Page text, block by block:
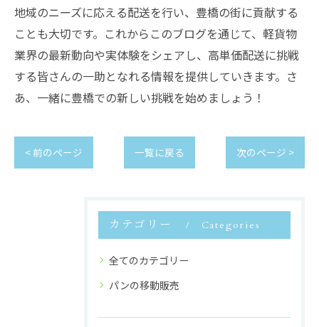
地域のニーズに応える配送を行い、豊橋の街に貢献する
ことも大切です。これからこのブログを通じて、軽貨物
業界の最新動向や実体験をシェアし、高単価配送に挑戦
する皆さんの一助となれる情報を提供していきます。さ
あ、一緒に豊橋での新しい挑戦を始めましょう！
< 前のページ 一覧に戻る 次のページ >
カテゴリー Categories
全てのカテゴリー
パンの移動販売